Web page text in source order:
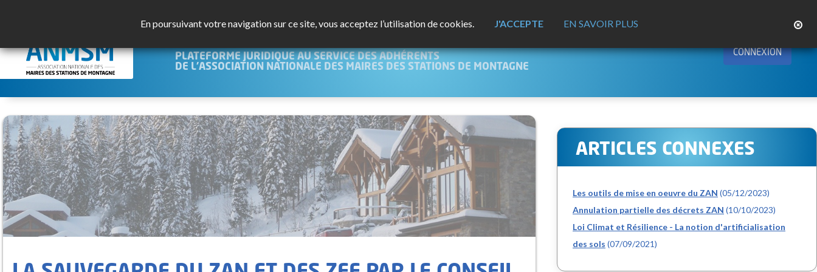
En poursuivant votre navigation sur ce site, vous acceptez l’utilisation de cookies. J'ACCEPTE EN SAVOIR PLUS
PLATEFORME JURIDIQUE AU SERVICE DES ADHÉRENTS
DE L'ASSOCIATION NATIONALE DES MAIRES DES STATIONS DE MONTAGNE
CONNEXION
ARTICLES CONNEXES
Les outils de mise en oeuvre du ZAN (05/12/2023)
Annulation partielle des décrets ZAN (10/10/2023)
Loi Climat et Résilience - La notion d'artificialisation
des sols (07/09/2021)